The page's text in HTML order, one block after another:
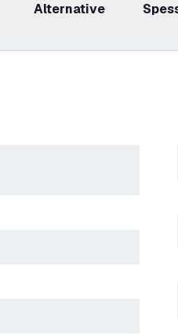
Alternative